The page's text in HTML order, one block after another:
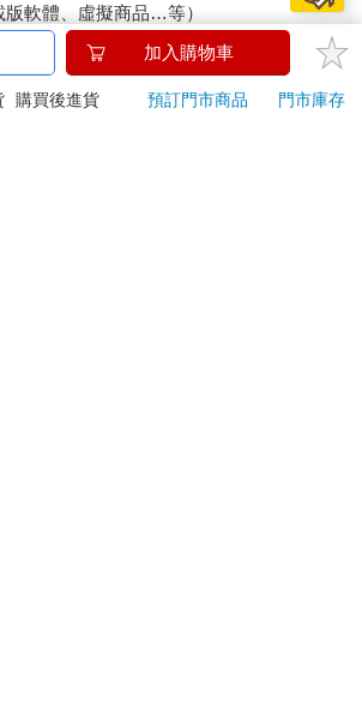
軟體、虛擬商品…等）
衛生用品。（如：內衣褲、刮鬍刀、除毛
，均享有到貨7天的猶豫期（含例假
加入購物車
購買後進貨 預訂門市商品
門市庫存